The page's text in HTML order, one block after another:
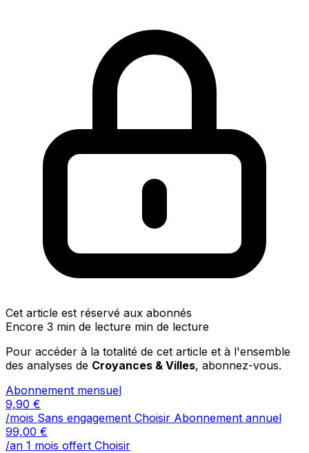
Cet article est réservé aux abonnés
Encore 3 min de lecture min de lecture
Pour accéder à la totalité de cet article et à l'ensemble
des analyses de Croyances & Villes, abonnez-vous.
Abonnement mensuel
9,90 €
/mois Sans engagement Choisir Abonnement annuel
99,00 €
/an 1 mois offert Choisir